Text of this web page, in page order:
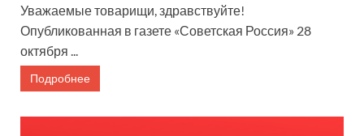
Уважаемые товарищи, здравствуйте!
Опубликованная в газете «Советская Россия» 28
октября ...
Подробнее